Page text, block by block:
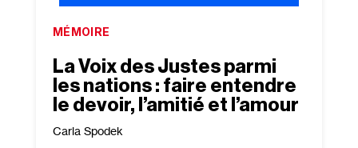
MÉMOIRE
La Voix des Justes parmi
les nations : faire entendre
le devoir, l’amitié et l’amour
Carla Spodek